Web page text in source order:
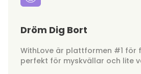
Dröm Dig Bort
WithLove är plattformen #1 för
perfekt för myskvällar och lite